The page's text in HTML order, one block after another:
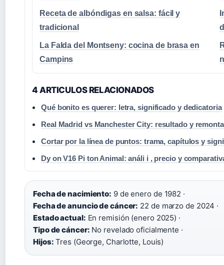
Receta de albóndigas en salsa: fácil y
tradicional
La Falda del Montseny: cocina de brasa en
Campins
4 ARTICULOS RELACIONADOS
Qué bonito es querer: letra, significado y dedicatoria
Real Madrid vs Manchester City: resultado y
Cortar por la línea de puntos: trama, capítulos y
Dy on V16 Pi ton Animal: análi i , precio y
Fecha de nacimiento: 9 de enero de 1982 ·
Fecha de anuncio de cáncer: 22 de marzo de 2024 ·
Estado actual: En remisión (enero 2025) ·
Tipo de cáncer: No revelado oficialmente ·
Hijos: Tres (George, Charlotte, Louis)